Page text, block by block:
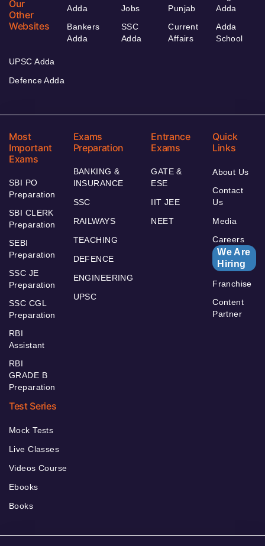
Our
Other
Websites
Adda
Bankers
Adda
Jobs
SSC
Adda
Punjab
Current
Affairs
Adda
Adda
School
UPSC Adda
Defence Adda
Most
Important
Exams
SBI PO
Preparation
SBI CLERK
Preparation
SEBI
Preparation
SSC JE
Preparation
SSC CGL
Preparation
RBI
Assistant
RBI
GRADE B
Preparation
Exams
Preparation
BANKING &
INSURANCE
SSC
RAILWAYS
TEACHING
DEFENCE
ENGINEERING
UPSC
Entrance
Exams
GATE &
ESE
IIT JEE
NEET
Quick
Links
About Us
Contact
Us
Media
Careers
We Are
Hiring
Franchise
Content
Partner
Test Series
Mock Tests
Live Classes
Videos Course
Ebooks
Books